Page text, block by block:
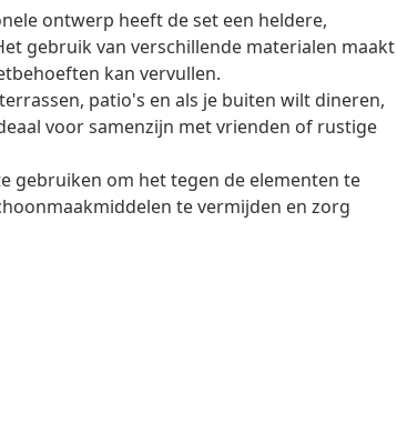
ontwerp heeft de set een heldere,
gebruik van verschillende materialen maakt
kan vervullen.
patio's en als je buiten wilt dineren,
voor samenzijn met vrienden of rustige
gebruiken om het tegen de elementen te
te vermijden en zorg